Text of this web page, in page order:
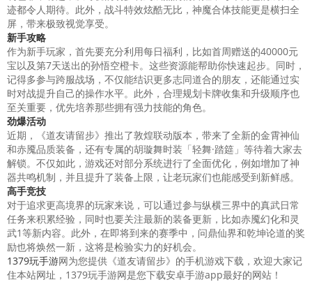
迹都令人期待。此外，战斗特效炫酷无比，神魔合体技能更是横扫全
屏，带来极致视觉享受。
新手攻略
作为新手玩家，首先要充分利用每日福利，比如首周赠送的40000元
宝以及第7天送出的孙悟空橙卡。这些资源能帮助你快速起步。同时，
记得多参与跨服战场，不仅能结识更多志同道合的朋友，还能通过实
时对战提升自己的操作水平。此外，合理规划卡牌收集和升级顺序也
至关重要，优先培养那些拥有强力技能的角色。
劲爆活动
近期，《道友请留步》推出了敦煌联动版本，带来了全新的金霄神仙
和赤魇品质装备，还有专属的胡璇舞时装「轻舞·踏筵」等待着大家去
解锁。不仅如此，游戏还对部分系统进行了全面优化，例如增加了神
器共鸣机制，并且提升了装备上限，让老玩家们也能感受到新鲜感。
高手竞技
对于追求更高境界的玩家来说，可以通过参与纵横三界中的真武日常
任务来积累经验，同时也要关注最新的装备更新，比如赤魇幻化和灵
武1等新内容。此外，在即将到来的赛季中，问鼎仙界和乾坤论道的奖
励也将焕然一新，这将是检验实力的好机会。
1379玩手游网为您提供《道友请留步》的手机游戏下载，欢迎大家记
住本站网址，1379玩手游网是您下载安卓手游app最好的网站！